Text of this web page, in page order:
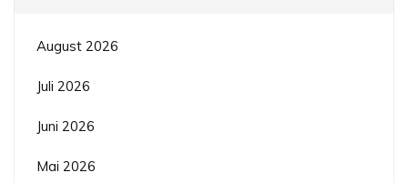
August 2026
Juli 2026
Juni 2026
Mai 2026